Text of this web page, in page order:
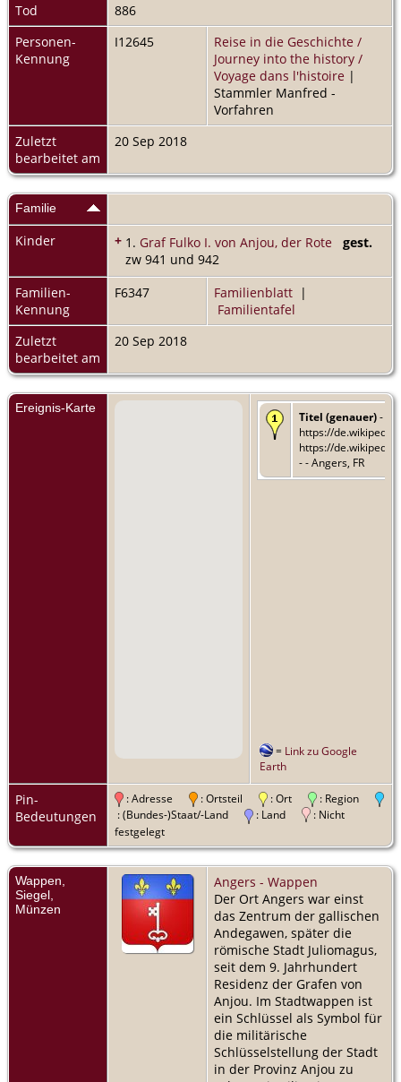
Tod
886
Personen-
Kennung
I12645
Reise in die Geschichte /
Journey into the history /
Voyage dans l'histoire |
Stammler Manfred -
Vorfahren
Zuletzt
bearbeitet am
20 Sep 2018
Familie
Kinder + 1. Graf Fulko I. von Anjou, der Rote
gest.
zw 941 und 942
Familien-
Kennung
F6347 Familienblatt |
Familientafel
Zuletzt
bearbeitet am
20 Sep 2018
Ereignis-Karte
Titel (genauer)-
https://
https://
- - Angers, FR
= Link zu Google
Earth
Pin-
Bedeutungen
: Adresse : Ortsteil : Ort
: Region
: (Bundes-)Staat/-Land
: Land
: Nicht
festgelegt
Wappen,
Siegel,
Münzen
Angers - Wappen
Der Ort Angers war einst
das Zentrum der gallischen
Andegawen, später die
römische Stadt Juliomagus,
seit dem 9. Jahrhundert
Residenz der Grafen von
Anjou. Im Stadtwappen ist
ein Schlüssel als Symbol für
die militärische
Schlüsselstellung der Stadt
in der Provinz Anjou zu